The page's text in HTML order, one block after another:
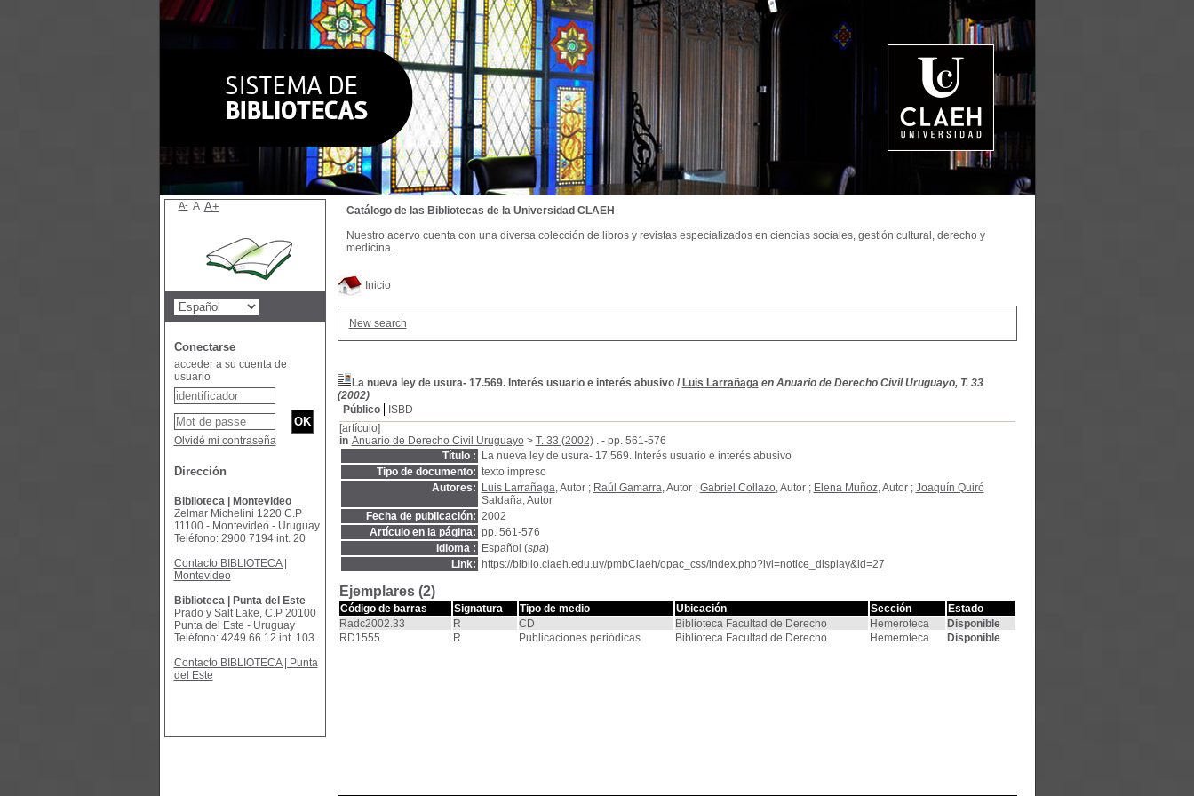
Inicio
New search
La nueva ley de usura- 17.569. Interés usuario e interés abusivo/ Luis Larrañaga en Anuario de Derecho Civil Uruguayo, T. 33
(2002)
Público
ISBD
[artículo]
in Anuario de Derecho Civil Uruguayo> T. 33 (2002). - pp. 561-576
Título :
La nueva ley de usura- 17.569. Interés usuario e interés abusivo
Tipo de documento: texto impreso
Autores:
Luis Larrañaga, Autor ; Raúl Gamarra, Autor ; Gabriel Collazo, Autor ; Elena Muñoz, Autor ; Joaquín Quiró
Saldaña, Autor
Fecha de publicación: 2002
Artículo en la página: pp. 561-576
Idioma :
Español (spa)
Link:
https://biblio.claeh.edu.uy/pmbClaeh/opac_css/index.php?lvl=notice_display&id=27
Ejemplares (2)
Código de barras Signatura Tipo de medio Ubicación Sección
Estado
Radc2002.33
R CD Biblioteca Facultad de Derecho Hemeroteca
Disponible
RD1555
R Publicaciones periódicas Biblioteca Facultad de Derecho Hemeroteca Disponible
Catálogo de las Bibliotecas de la Universidad CLAEH
Nuestro acervo cuenta con una diversa colección de libros y revistas especializados en ciencias sociales, gestión cultural, derecho y
medicina.
A- A A+
Conectarse
acceder a su cuenta de
usuario
Olvidé mi contraseña
Dirección
Biblioteca | Montevideo
Zelmar Michelini 1220 C.P
11100 - Montevideo - Uruguay
Teléfono: 2900 7194 int. 20
Contacto BIBLIOTECA |
Montevideo
Biblioteca | Punta del Este
Prado y Salt Lake, C.P 20100
Punta del Este - Uruguay
Teléfono: 4249 66 12 int. 103
Contacto BIBLIOTECA | Punta
del Este